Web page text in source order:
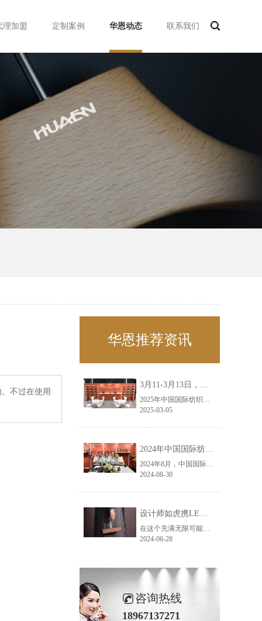
理加盟 定制案例 华恩动态 联系我们
不过在使用
华恩推荐资讯
3月11-3月13日，华恩诚邀您共赴上海面辅料春夏展——华恩
2025年中国国际纺织面料及辅料（春夏）博览会即将盛大开启！感谢您对华恩品牌的关注！3.11-3.13，杭州华恩（LEMONLEE）诚邀您共赴这场春日的宴会！
2025-03-05
2024年中国国际纺织面料及辅料（秋冬）博览会完美收官！——华恩
2024年8月，中国国际纺织面料及辅料（秋冬）博览会完美收官！作为一家拥有30年历史的专业衣架制造商，我们非常荣幸能够参与这一盛会，并在此期间与众多客户进行了广泛而深入的交流。
2024-08-30
设计师如虎携LEMONLEE红雪松礼盒荣获第六届未来·已来香港新锐当代设计奖铜奖
在这个充满无限可能的2024年夏季，LEMONLEE品牌设计师如虎以其非凡的创意与对自然的深刻理解，精心打造的红雪松木球礼盒，在“2024未来·已来——第六届香港新锐当代设计奖”中摘得铜奖。这不仅是对设计师如虎原创设计能力的嘉奖，更是对LEMONLEE品牌的高度认可。
2024-06-28
咨询热线
18967137271